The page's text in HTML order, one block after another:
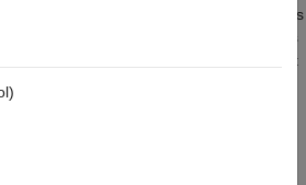
configuration parameter determines
to take when changes to the upstream bus
for
Bus Assignment
software repairs the selections.